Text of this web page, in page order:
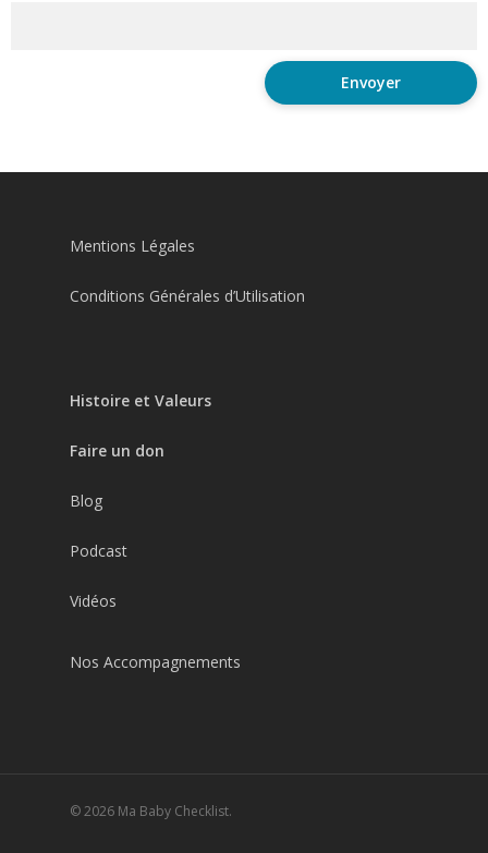
Mentions Légales
Conditions Générales d’Utilisation
Histoire et Valeurs
Faire un don
Blog
Podcast
Vidéos
Nos Accompagnements
© 2026 Ma Baby Checklist.